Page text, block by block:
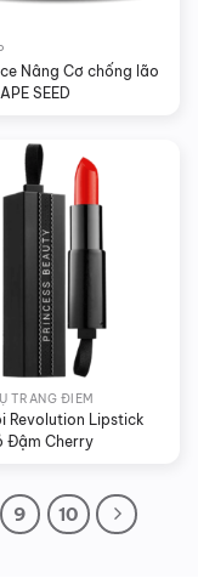
Nâng Cơ chống lão
SEED
TRANG ĐIỂM
Revolution Lipstick
Đậm Cherry
9 10